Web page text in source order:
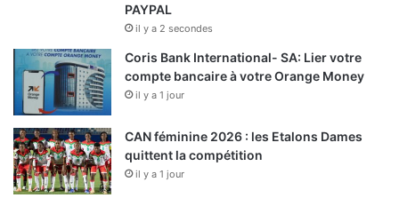
PAYPAL
il y a 2 secondes
Coris Bank International- SA: Lier votre
compte bancaire à votre Orange Money
il y a 1 jour
CAN féminine 2026 : les Etalons Dames
quittent la compétition
il y a 1 jour